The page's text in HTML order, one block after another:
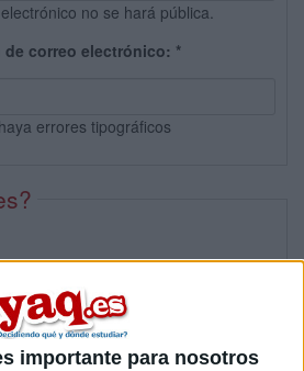
importante para nosotros
no se hará pública.
correo electrónico: *
errores tipográficos